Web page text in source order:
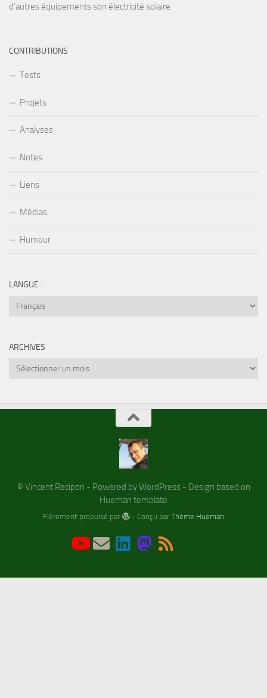
d’autres équipements son électricité solaire
CONTRIBUTIONS
Tests
Projets
Analyses
Notes
Liens
Médias
Humour
LANGUE :
ARCHIVES
Archives
© Vincent Recipon - Powered by WordPress - Design based on
Hueman template
Fièrement propulsé par - Conçu par Thème Hueman